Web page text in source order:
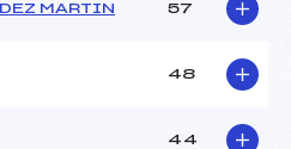
MARTIN 57
48
44